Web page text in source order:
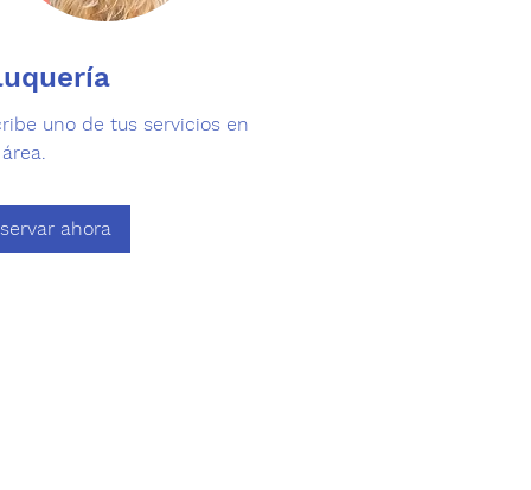
uno de tus servicios en
ahora